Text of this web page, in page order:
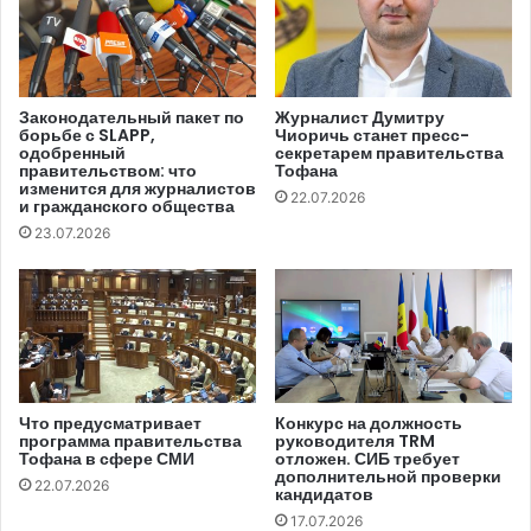
подписку. (…) ZdG просит Правительство,
парламентскую комиссию по СМИ,
неправительственные организации в сфере СМИ, а
также партнеров по развитию максимально тщательно
проанализировать риски этого решения, включая риск
закрытия печатной версии ZdG», — говорится в
обращении издания.
дома и населенные пункты, особенно в сельской
местности, где жители не имеют интернета или не
практикуют непрофессиональное информирование в
социальных сетях. (…) Совершенно очевидно
безоговорочное злоупотребление государственным
предприятием, которое, превысив любой разумный
предел, посредством одностороннего решения
увеличивает стоимость распространения на 400-600%,
Законодательный пакет по
борьбе с SLAPP,
одобренный
правительством: что
изменится для журналистов
и гражданского общества
23.07.2026
Журналист Думитру
Чиоричь станет пресс-
секретарем правительства
Тофана
22.07.2026
Что предусматривает
программа правительства
Тофана в сфере СМИ
22.07.2026
Конкурс на должность
руководителя TRM
отложен. СИБ требует
дополнительной проверки
кандидатов
17.07.2026